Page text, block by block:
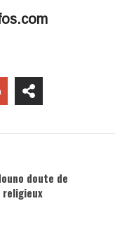
doute de
religieux